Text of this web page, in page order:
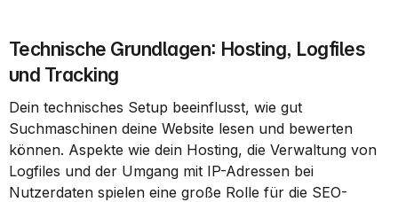
Technische Grundlagen: Hosting, Logfiles
und Tracking
Dein technisches Setup beeinflusst, wie gut
Suchmaschinen deine Website lesen und bewerten
können. Aspekte wie dein Hosting, die Verwaltung von
Logfiles und der Umgang mit IP-Adressen bei
Nutzerdaten spielen eine große Rolle für die SEO-